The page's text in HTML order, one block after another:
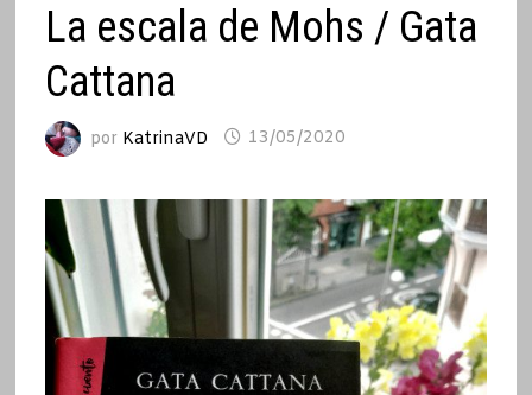
La escala de Mohs / Gata
Cattana
por KatrinaVD 13/05/2020